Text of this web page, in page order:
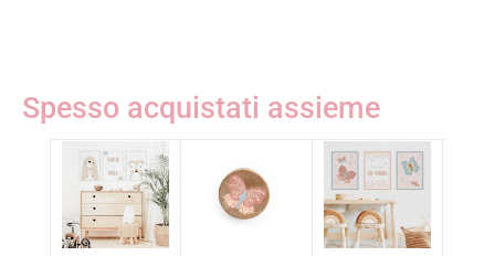
Spesso acquistati assieme